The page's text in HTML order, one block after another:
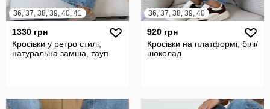
36, 37, 38, 39, 40, 41
1330 грн
Кросівки у ретро стилі,
натуральна замша, тауп
36, 37, 38, 39, 40
920 грн
Кросівки на платформі, білі/
шоколад